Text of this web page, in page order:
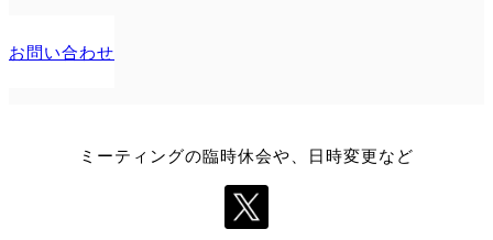
お問い合わせ
ミーティングの臨時休会や、日時変更など